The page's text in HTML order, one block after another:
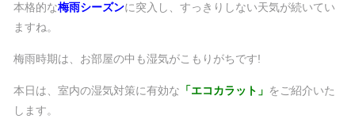
本格的な梅雨シーズンに突入し、すっきりしない天気が続いてい
ますね。
梅雨時期は、お部屋の中も湿気がこもりがちです!
本日は、室内の湿気対策に有効な 「エコカラット」 をご紹介いた
します。